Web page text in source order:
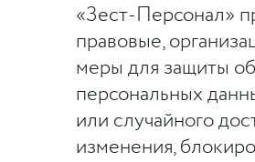
«Зест-Персонал»
правовые,
меры для защиты
персональных
или случайного
изменения,